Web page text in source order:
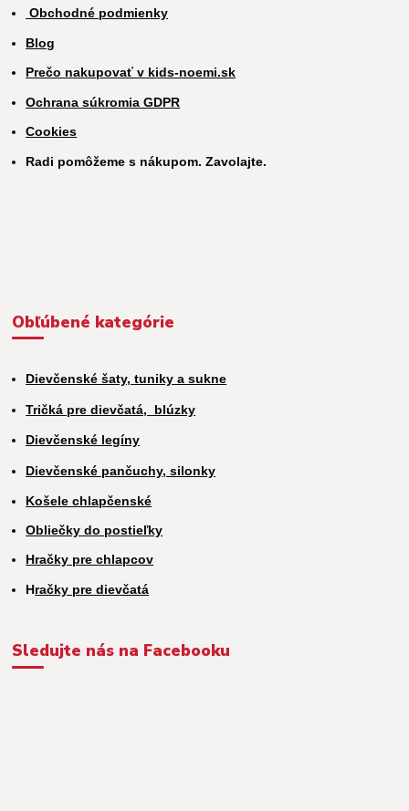
Obchodné podmienky
Blog
Prečo nakupovať v kids-noemi.sk
Ochrana súkromia GDPR
Cookies
Radi pomôžeme s nákupom. Zavolajte.
Obľúbené kategórie
Dievčenské šaty, tuniky a sukne
Tričká pre dievčatá, blúzky
Dievčenské legíny
Dievčenské pančuchy, silonky
Košele chlapčenské
Obliečky do postieľky
Hračky pre chlapcov
Hračky pre dievčatá
Sledujte nás na Facebooku